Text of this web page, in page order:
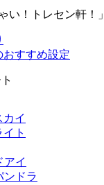
い！トレセン軒！」
おすすめ設定
イ
ト
アイ
ンドラ